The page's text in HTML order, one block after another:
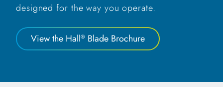
designed for the way you operate.
View the Hall® Blade Brochure